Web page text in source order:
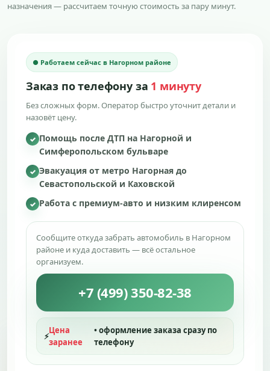
назначения — рассчитаем точную стоимость за пару минут.
● Работаем сейчас в Нагорном районе
Заказ по телефону за 1 минуту
Без сложных форм. Оператор быстро уточнит детали и
назовёт цену.
✓ Помощь после ДТП на Нагорной и
Симферопольском бульваре
✓ Эвакуация от метро Нагорная до
Севастопольской и Каховской
✓ Работа с премиум-авто и низким клиренсом
Сообщите откуда забрать автомобиль в Нагорном
районе и куда доставить — всё остальное
организуем.
+7 (499) 350-82-38
⚡
Цена
заранее
• оформление заказа сразу по
телефону